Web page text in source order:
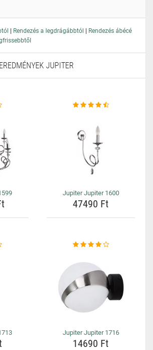
| Rendezés a legdrágábbtól | Rendezés ábécé
JUPITER
Jupiter Jupiter 1600
47490 Ft
Jupiter Jupiter 1716
14690 Ft